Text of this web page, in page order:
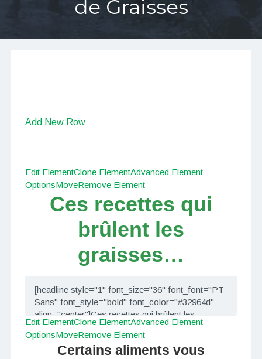
de Graisses
Add New Row
Edit ElementClone ElementAdvanced Element
OptionsMoveRemove Element
Ces recettes qui
brûlent les
graisses…
Edit ElementClone ElementAdvanced Element
OptionsMoveRemove Element
Certains aliments vous